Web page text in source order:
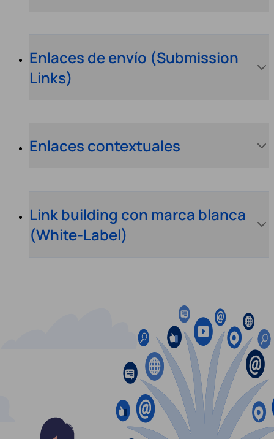
Enlaces de envío (Submission
Links)
Enlaces contextuales
Link building con marca blanca
(White-Label)